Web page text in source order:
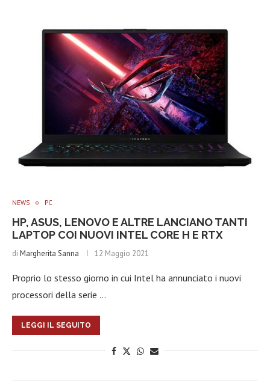
NEWS PC
HP, ASUS, LENOVO E ALTRE LANCIANO TANTI
LAPTOP COI NUOVI INTEL CORE H E RTX
di Margherita Sanna 12 Maggio 2021
Proprio lo stesso giorno in cui Intel ha annunciato i nuovi
processori della serie …
LEGGI IL SEGUITO